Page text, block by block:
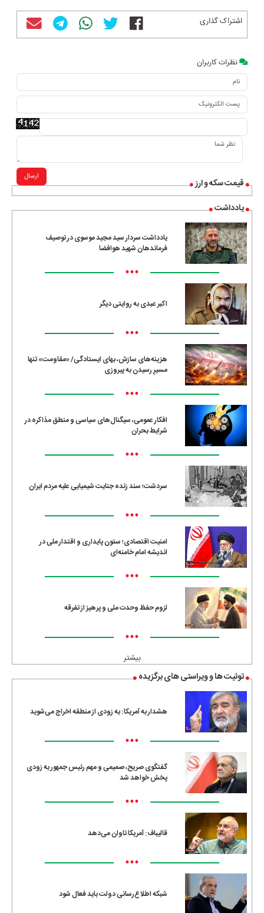
قیمت سکه و ارز
یادداشت
یادداشت سردار سید مجید موسوی در توصیف
فرماندهان شهید هوافضا
•••
اکبر عبدی به روایتی دیگر
•••
هزینه‌های سازش، بهای ایستادگی/ «مقاومت» تنها
مسیرِ رسیدن به پیروزی
•••
افکار عمومی، سیگنال‌های سیاسی و منطق مذاکره در
شرایط بحران
•••
سردشت؛ سند زنده جنایت شیمیایی علیه مردم ایران
•••
امنیت اقتصادی؛ ستون پایداری و اقتدار ملی در
اندیشه امام خامنه‌ای
•••
لزوم حفظ وحدت ملی و پرهیز از تفرقه
•••
بیشتر
توئیت ها و ویراستی های برگزیده
هشدار به آمریکا: به زودی از منطقه اخراج می‌شوید
•••
گفتگوی صریح، صمیمی و مهم رئیس جمهور به زودی
پخش خواهد شد
•••
قالیباف: آمریکا تاوان می‌دهد
•••
شبکه اطلاع‌رسانی دولت باید فعال شود
اشتراک گذاری
نظرات کاربران
ارسال